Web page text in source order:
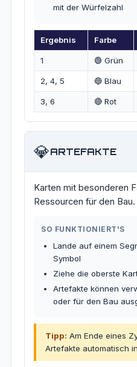
mit der Würfelzahl
Ergebnis Farbe
1 🟢 Grün
2, 4, 5 🔵 Blau
3, 6 🔴 Rot
💎ARTEFAKTE
Karten mit besonderen
Ressourcen für den Bau.
SO FUNKTIONIERT'S
Lande auf einem
Symbol
Ziehe die oberste
Artefakte können
oder für den Bau
Tipp: Am Ende eines
Artefakte automatisch